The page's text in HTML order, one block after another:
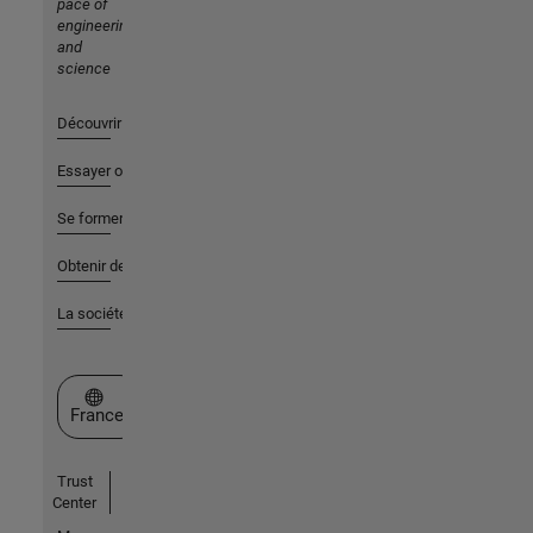
pace of
engineering
and
science
Découvrir les produits
Essayer ou acheter
Se former
Obtenir de l'aide
La société
Sélectionner un site web
France
Trust
Center